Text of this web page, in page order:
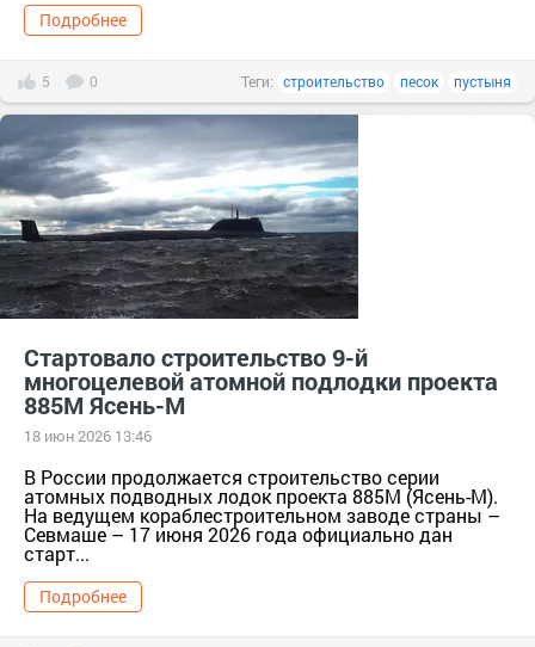
Подробнее
5 0 Теги: строительство песок пустыня
Стартовало строительство 9-й
многоцелевой атомной подлодки проекта
885М Ясень-М
18 июн 2026 13:46
В России продолжается строительство серии
атомных подводных лодок проекта 885М (Ясень-М).
На ведущем кораблестроительном заводе страны –
Севмаше – 17 июня 2026 года официально дан
старт...
Подробнее